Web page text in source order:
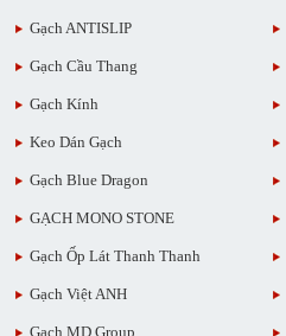
Gạch ANTISLIP
Gạch Cầu Thang
Gạch Kính
Keo Dán Gạch
Gạch Blue Dragon
GẠCH MONO STONE
Gạch Ốp Lát Thanh Thanh
Gạch Việt ANH
Gạch MD Group